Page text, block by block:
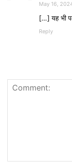
May 16,
[…] यह भी
Reply